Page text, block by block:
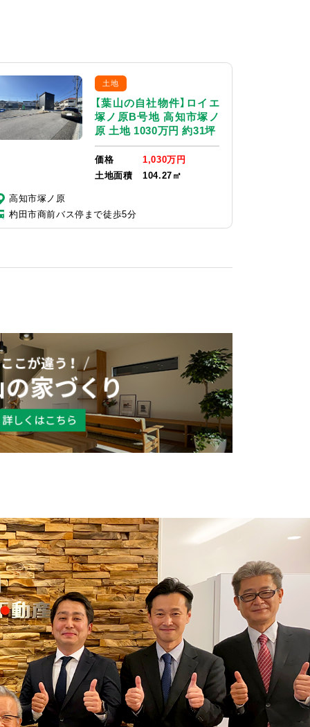
土地
【葉山の自社物件】ロイエ
塚ノ原B号地 高知市塚ノ
原 土地 1030万円 約31坪
価格
1,030万円
土地面積
104.27㎡
高知市塚ノ原
杓田市商前バス停まで徒歩5分